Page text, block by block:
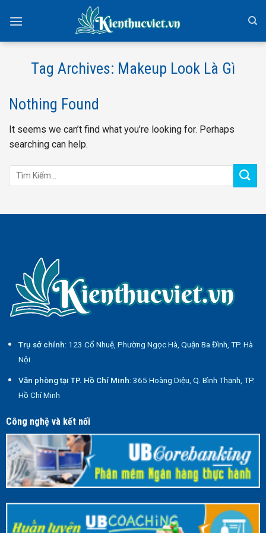
Tag Archives: Makeup Look Là Gì
Nothing Found
It seems we can’t find what you’re looking for. Perhaps
searching can help.
Trụ sở chính: 123 Cổ Nhuệ, Phường Ngọc Hà, Quận Ba Đình, TP. Hà
Nội.
Văn phòng tại TP. Hồ Chí Minh: 365 Hoàng Diệu, Q. Bình Thạnh, TP.
Hồ Chí Minh
Công nghệ và kết nối